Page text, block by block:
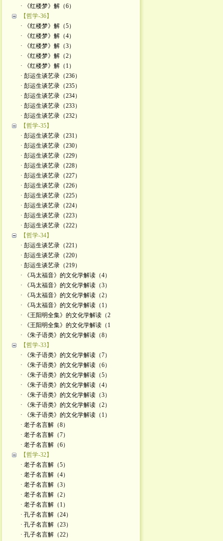
· 《红楼梦》解（6）
【哲学-36】
· 《红楼梦》解（5）
· 《红楼梦》解（4）
· 《红楼梦》解（3）
· 《红楼梦》解（2）
· 《红楼梦》解（1）
· 彭运生谈艺录（236）
· 彭运生谈艺录（235）
· 彭运生谈艺录（234）
· 彭运生谈艺录（233）
· 彭运生谈艺录（232）
【哲学-35】
· 彭运生谈艺录（231）
· 彭运生谈艺录（230）
· 彭运生谈艺录（229）
· 彭运生谈艺录（228）
· 彭运生谈艺录（227）
· 彭运生谈艺录（226）
· 彭运生谈艺录（225）
· 彭运生谈艺录（224）
· 彭运生谈艺录（223）
· 彭运生谈艺录（222）
【哲学-34】
· 彭运生谈艺录（221）
· 彭运生谈艺录（220）
· 彭运生谈艺录（219）
· 《马太福音》的文化学解读（4）
· 《马太福音》的文化学解读（3）
· 《马太福音》的文化学解读（2）
· 《马太福音》的文化学解读（1）
· 《王阳明全集》的文化学解读（2
· 《王阳明全集》的文化学解读（1
· 《朱子语类》的文化学解读（8）
【哲学-33】
· 《朱子语类》的文化学解读（7）
· 《朱子语类》的文化学解读（6）
· 《朱子语类》的文化学解读（5）
· 《朱子语类》的文化学解读（4）
· 《朱子语类》的文化学解读（3）
· 《朱子语类》的文化学解读（2）
· 《朱子语类》的文化学解读（1）
· 老子名言解（8）
· 老子名言解（7）
· 老子名言解（6）
【哲学-32】
· 老子名言解（5）
· 老子名言解（4）
· 老子名言解（3）
· 老子名言解（2）
· 老子名言解（1）
· 孔子名言解（24）
· 孔子名言解（23）
· 孔子名言解（22）